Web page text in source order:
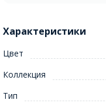
Характеристики
Цвет
Коллекция
Тип